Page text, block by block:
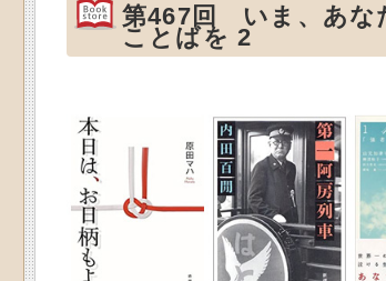
第467回 いま、あな
ことばを 2